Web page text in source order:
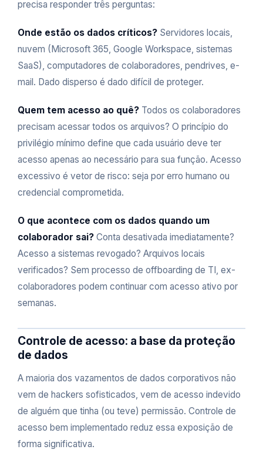
precisa responder três perguntas:
Onde estão os dados críticos? Servidores locais,
nuvem (Microsoft 365, Google Workspace, sistemas
SaaS), computadores de colaboradores, pendrives, e-
mail. Dado disperso é dado difícil de proteger.
Quem tem acesso ao quê? Todos os colaboradores
precisam acessar todos os arquivos? O princípio do
privilégio mínimo define que cada usuário deve ter
acesso apenas ao necessário para sua função. Acesso
excessivo é vetor de risco: seja por erro humano ou
credencial comprometida.
O que acontece com os dados quando um
colaborador sai? Conta desativada imediatamente?
Acesso a sistemas revogado? Arquivos locais
verificados? Sem processo de offboarding de TI, ex-
colaboradores podem continuar com acesso ativo por
semanas.
Controle de acesso: a base da proteção
de dados
A maioria dos vazamentos de dados corporativos não
vem de hackers sofisticados, vem de acesso indevido
de alguém que tinha (ou teve) permissão. Controle de
acesso bem implementado reduz essa exposição de
forma significativa.